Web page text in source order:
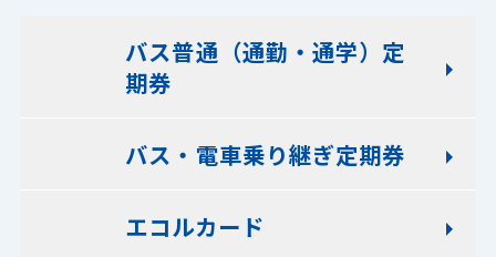
バス普通（通勤・通学）定
期券
バス・電車乗り継ぎ定期券
エコルカード